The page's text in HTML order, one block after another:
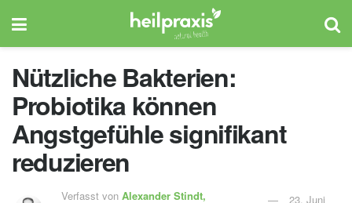
Nützliche Bakterien:
Probiotika können
Angstgefühle signifikant
reduzieren
Verfasst von Alexander Stindt,
23. Juni